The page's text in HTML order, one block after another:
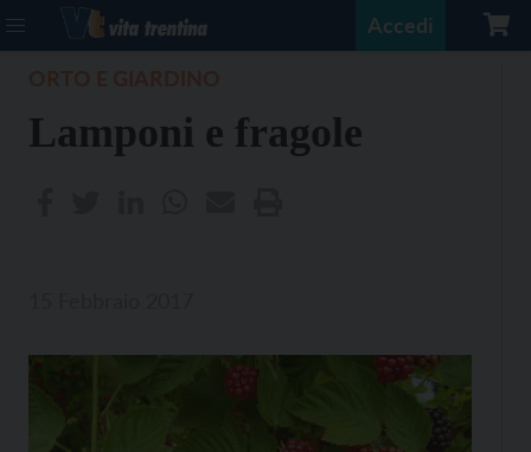
Accedi
Lamponi e fragole